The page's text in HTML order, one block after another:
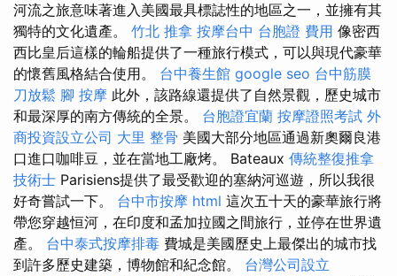
河流之旅意味著進入美國最具標誌性的地區之一，並擁有其
獨特的文化遺產。 竹北 推拿 按摩台中 台胞證 費用 像密西
西比皇后這樣的輪船提供了一種旅行模式，可以與現代豪華
的懷舊風格結合使用。 台中養生館 google seo 台中筋膜
刀放鬆 腳 按摩 此外，該路線還提供了自然景觀，歷史城市
和最深厚的南方傳統的全景。 台胞證宜蘭 按摩證照考試 外
商投資設立公司 大里 整骨 美國大部分地區通過新奧爾良港
口進口咖啡豆，並在當地工廠烤。 Bateaux 傳統整復推拿
技術士 Parisiens提供了最受歡迎的塞納河巡遊，所以我很
好奇嘗試一下。 台中市按摩 html 這次五十天的豪華旅行將
帶您穿越恒河，在印度和孟加拉國之間旅行，並停在世界遺
產。 台中泰式按摩排毒 費城是美國歷史上最傑出的城市找
到許多歷史建築，博物館和紀念館。 台灣公司設立